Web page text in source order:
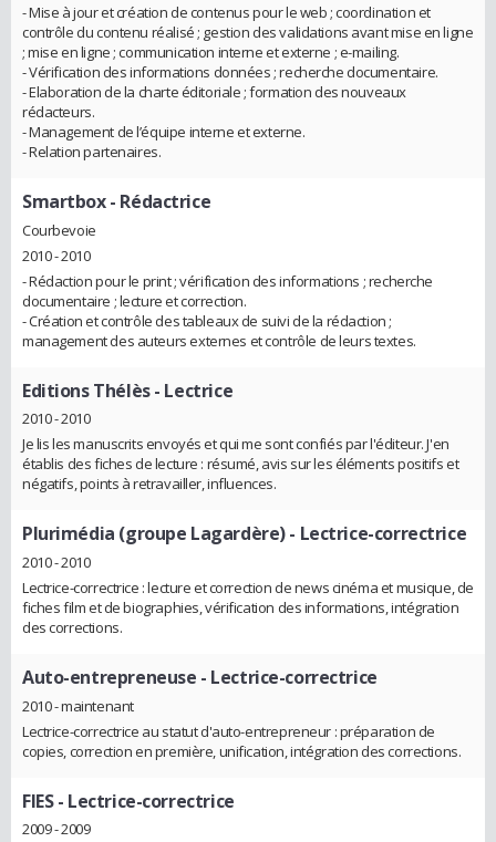
- Mise à jour et création de contenus pour le web ; coordination et
contrôle du contenu réalisé ; gestion des validations avant mise en ligne
; mise en ligne ; communication interne et externe ; e-mailing.
- Vérification des informations données ; recherche documentaire.
- Elaboration de la charte éditoriale ; formation des nouveaux
rédacteurs.
- Management de l’équipe interne et externe.
- Relation partenaires.
Smartbox- Rédactrice
Courbevoie
2010 - 2010
- Rédaction pour le print ; vérification des informations ; recherche
documentaire ; lecture et correction.
- Création et contrôle des tableaux de suivi de la rédaction ;
management des auteurs externes et contrôle de leurs textes.
Editions Thélès- Lectrice
2010 - 2010
Je lis les manuscrits envoyés et qui me sont confiés par l'éditeur. J'en
établis des fiches de lecture : résumé, avis sur les éléments positifs et
négatifs, points à retravailler, influences.
Plurimédia (groupe Lagardère)- Lectrice-correctrice
2010 - 2010
Lectrice-correctrice : lecture et correction de news cinéma et musique, de
fiches film et de biographies, vérification des informations, intégration
des corrections.
Auto-entrepreneuse - Lectrice-correctrice
2010 - maintenant
Lectrice-correctrice au statut d'auto-entrepreneur : préparation de
copies, correction en première, unification, intégration des corrections.
FIES- Lectrice-correctrice
2009 - 2009